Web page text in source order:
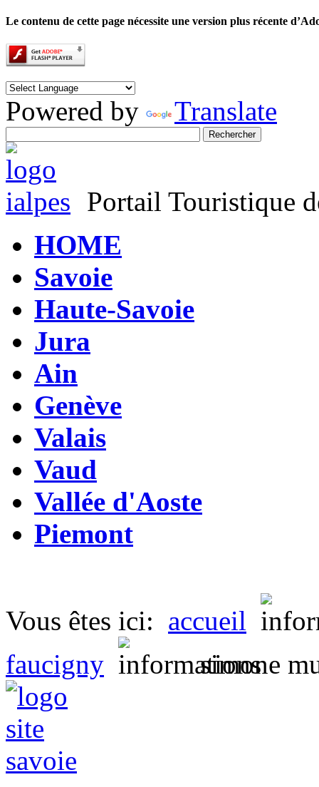
Le contenu de cette page nécessite une version plus récente
Powered by Translate
Portail Touristique
HOME
Savoie
Haute-Savoie
Jura
Ain
Genève
Valais
Vaud
Vallée d'Aoste
Piemont
Vous êtes ici: accueil
faucigny
simone